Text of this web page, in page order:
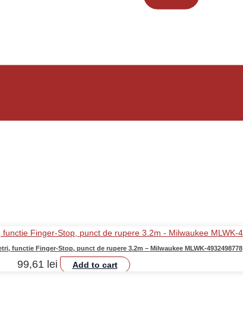
functie Finger-Stop, punct de rupere 3.2m – Milwaukee MLWK-4932498778
99,61 lei Add to cart